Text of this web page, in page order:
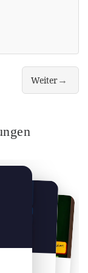
bestimmen
Weiter
Alle Dur-
→
lesen